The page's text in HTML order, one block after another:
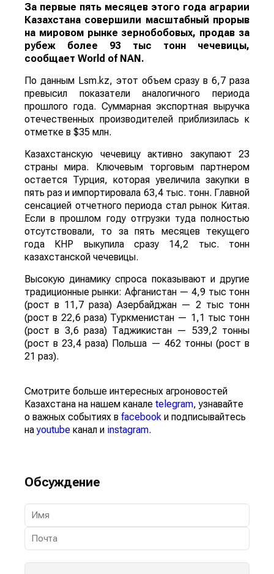
За первые пять месяцев этого года аграрии
Казахстана совершили масштабный прорыв
на мировом рынке зернобобовых, продав за
рубеж более 93 тыс тонн чечевицы,
сообщает World of NAN.
По данным Lsm.kz, этот объем сразу в 6,7 раза
превысил показатели аналогичного периода
прошлого года. Суммарная экспортная выручка
отечественных производителей приблизилась к
отметке в $35 млн.
Казахстанскую чечевицу активно закупают 23
страны мира. Ключевым торговым партнером
остается Турция, которая увеличила закупки в
пять раз и импортировала 63,4 тыс. тонн. Главной
сенсацией отчетного периода стал рынок Китая.
Если в прошлом году отгрузки туда полностью
отсутствовали, то за пять месяцев текущего
года КНР выкупила сразу 14,2 тыс. тонн
казахстанской чечевицы.
Высокую динамику спроса показывают и другие
традиционные рынки: Афганистан — 4,9 тыс тонн
(рост в 11,7 раза) Азербайджан — 2 тыс тонн
(рост в 22,6 раза) Туркменистан — 1,1 тыс тонн
(рост в 3,6 раза) Таджикистан — 539,2 тонны
(рост в 23,4 раза) Польша — 462 тонны (рост в
21 раз).
Смотрите больше интересных агроновостей
Казахстана на нашем канале telegram, узнавайте
о важных событиях в facebook и подписывайтесь
наyoutube канал и instagram.
Обсуждение